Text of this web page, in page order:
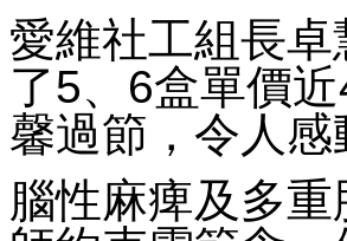
愛維社工組長
了5、6盒單價
馨過節，令人感
腦性麻痺及多